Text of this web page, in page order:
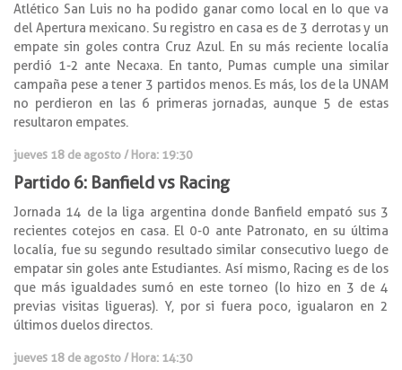
Atlético San Luis no ha podido ganar como local en lo que va
del Apertura mexicano. Su registro en casa es de 3 derrotas y un
empate sin goles contra Cruz Azul. En su más reciente localía
perdió 1-2 ante Necaxa. En tanto, Pumas cumple una similar
campaña pese a tener 3 partidos menos. Es más, los de la UNAM
no perdieron en las 6 primeras jornadas, aunque 5 de estas
resultaron empates.
jueves 18 de agosto / Hora: 19:30
Partido 6: Banfield vs Racing
Jornada 14 de la liga argentina donde Banfield empató sus 3
recientes cotejos en casa. El 0-0 ante Patronato, en su última
localía, fue su segundo resultado similar consecutivo luego de
empatar sin goles ante Estudiantes. Así mismo, Racing es de los
que más igualdades sumó en este torneo (lo hizo en 3 de 4
previas visitas ligueras). Y, por si fuera poco, igualaron en 2
últimos duelos directos.
jueves 18 de agosto / Hora: 14:30